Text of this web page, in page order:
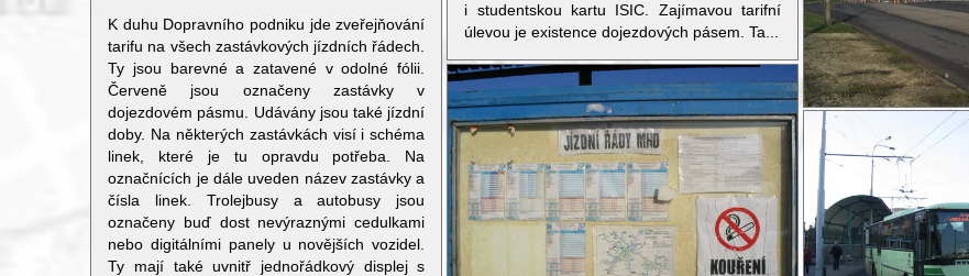
i studentskou kartu ISIC. Zajímavou tarifní
úlevou je existence dojezdových pásem. Ta...
K duhu Dopravního podniku jde zveřejňování
tarifu na všech zastávkových jízdních řádech.
Ty jsou barevné a zatavené v odolné fólii.
Červeně jsou označeny zastávky v
dojezdovém pásmu. Udávány jsou také jízdní
doby. Na některých zastávkách visí i schéma
linek, které je tu opravdu potřeba. Na
označnících je dále uveden název zastávky a
čísla linek. Trolejbusy a autobusy jsou
označeny buď dost nevýraznými cedulkami
nebo digitálními panely u novějších vozidel.
Ty mají také uvnitř jednořádkový displej s